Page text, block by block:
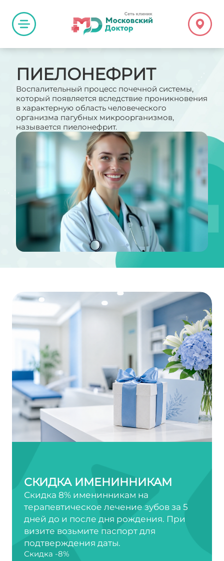
ПИЕЛОНЕФРИТ
Воспалительный процесс почечной системы,
который появляется вследствие проникновения
в характерную область человеческого
организма пагубных микроорганизмов,
называется пиелонефрит.
СКИДКА ИМЕНИННИКАМ
Скидка 8% именинникам на
терапевтическое лечение зубов за 5
дней до и после дня рождения. При
визите возьмите паспорт для
подтверждения даты.
Скидка -8%